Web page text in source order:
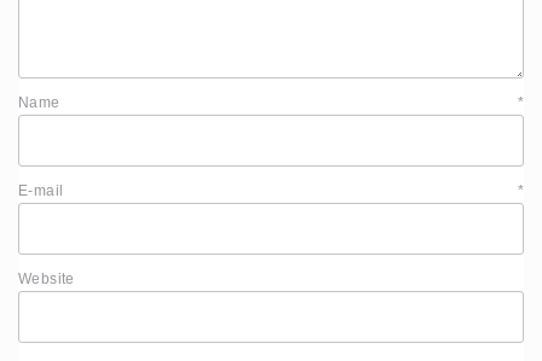
Name *
E-mail *
Website